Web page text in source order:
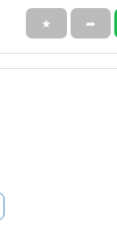
★ ➦